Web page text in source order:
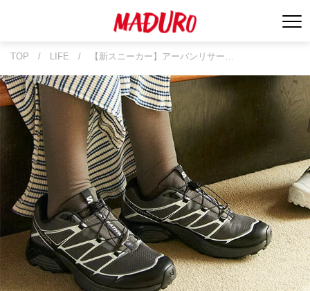
TOP / LIFE / 【新スニーカー】アーバンリサー…